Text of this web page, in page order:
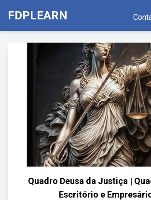
FDPLEARN
Quadro Deusa da Justiça |
Escritório e